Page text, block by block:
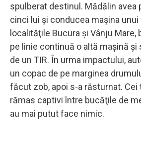
spulberat destinul. Mădălin avea
cinci lui şi conducea maşina
localităţile Bucura şi Vânju Mare,
pe linie continuă o altă maşină
de un TIR. În urma impactului,
un copac de pe marginea
făcut zob, apoi s-a răsturnat. Cei
rămas captivi între bucăţile de
au mai putut face nimic.